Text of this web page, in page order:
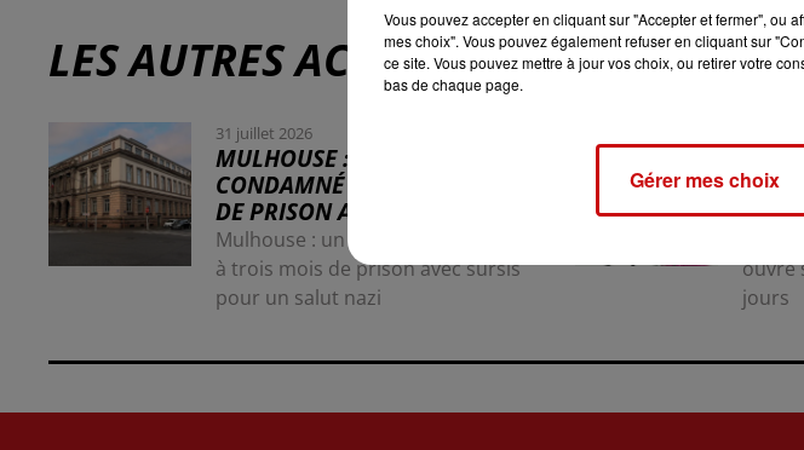
LES AUTRES ACTUALITÉS
31 juillet 2026
MULHOUSE : UN HOMME
CONDAMNÉ À TROIS MOIS
DE PRISON AVEC SURSIS...
Mulhouse : un homme condamné
à trois mois de prison avec sursis
pour un salut nazi
LA
ouvre
jours
Vous pouvez accepter en cliquant sur "Accepter et fermer", ou
mes choix". Vous pouvez également refuser en cliquant sur
ce site. Vous pouvez mettre à jour vos choix, ou retirer votre
bas de chaque page.
Gérer mes choix